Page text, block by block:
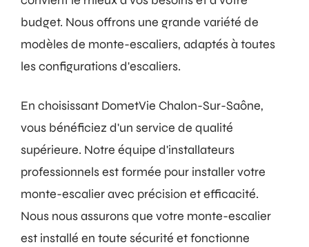
budget. Nous offrons une grande variété de
modèles de monte-escaliers, adaptés à toutes
les configurations d'escaliers.
En choisissant DometVie Chalon-Sur-Saône,
vous bénéficiez d'un service de qualité
supérieure. Notre équipe d'installateurs
professionnels est formée pour installer votre
monte-escalier avec précision et efficacité.
Nous nous assurons que votre monte-escalier
est installé en toute sécurité et fonctionne